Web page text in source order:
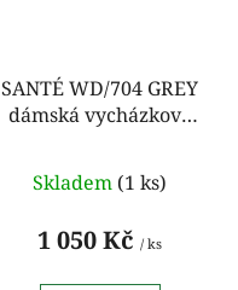
SANTÉ WD/704 GREY
dámská vycházková
Skladem (1 ks)
1 050 Kč / ks